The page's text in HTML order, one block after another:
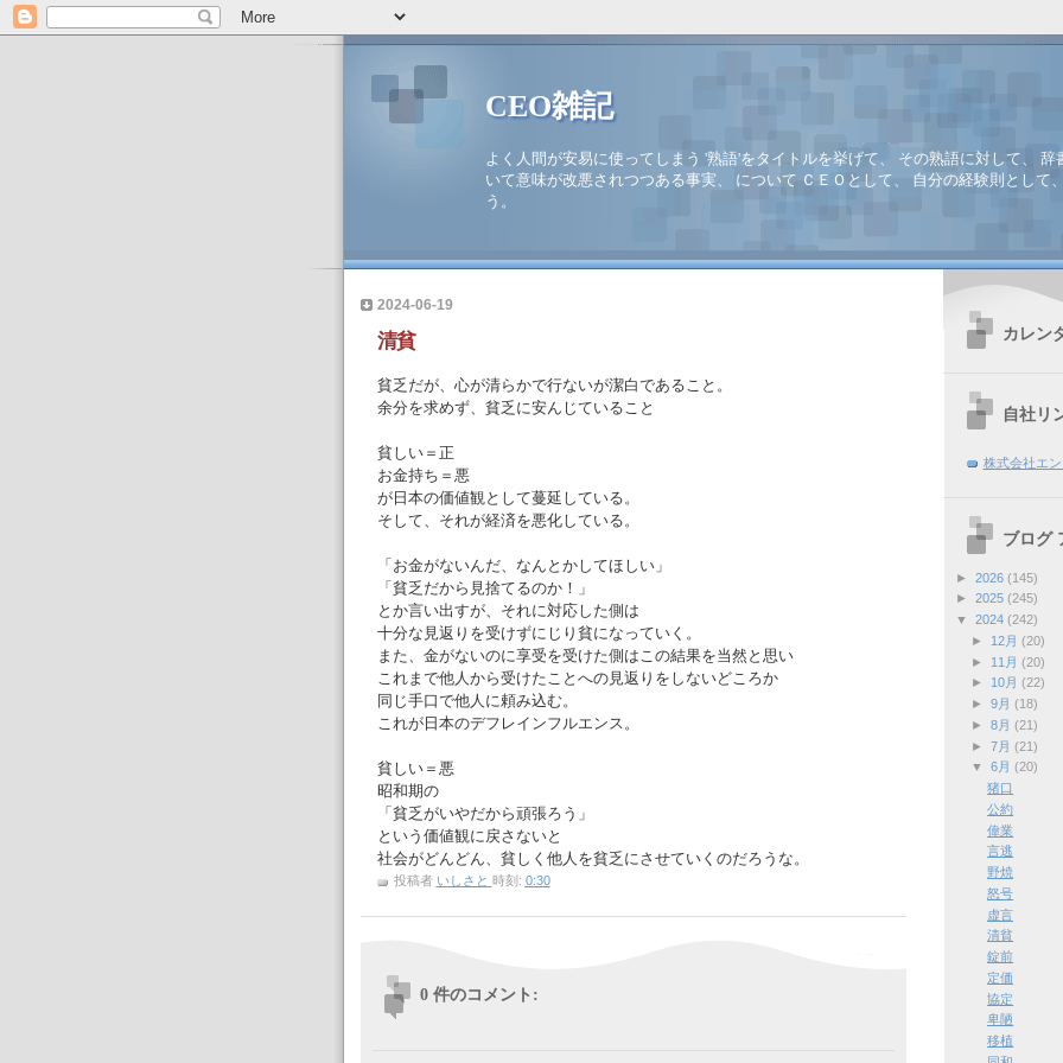
CEO雑記
よく人間が安易に使ってしまう '熟語'をタイトルを挙げて、 その熟語に対して、 辞
いて意味が改悪されつつある事実、 について ＣＥＯとして、 自分の経験則として
う。
2024-06-19
清貧
貧乏だが、心が清らかで行ないが潔白であること。
余分を求めず、貧乏に安んじていること
貧しい＝正
お金持ち＝悪
が日本の価値観として蔓延している。
そして、それが経済を悪化している。
「お金がないんだ、なんとかしてほしい」
「貧乏だから見捨てるのか！」
とか言い出すが、それに対応した側は
十分な見返りを受けずにじり貧になっていく。
また、金がないのに享受を受けた側はこの結果を当然と思い
これまで他人から受けたことへの見返りをしないどころか
同じ手口で他人に頼み込む。
これが日本のデフレインフルエンス。
貧しい＝悪
昭和期の
「貧乏がいやだから頑張ろう」
という価値観に戻さないと
社会がどんどん、貧しく他人を貧乏にさせていくのだろうな。
投稿者 いしさと 時刻: 0:30
0 件のコメント:
カレン
自社リ
株式会社エン
ブログ
► 2026 (145)
► 2025 (245)
▼ 2024 (242)
►
12月 (20)
►
11月 (20)
►
10月 (22)
► 9月 (18)
► 8月 (21)
► 7月 (21)
▼ 6月 (20)
猪口
公約
偉業
言逃
野焼
怒号
虚言
清貧
錠前
定価
協定
卑陋
移植